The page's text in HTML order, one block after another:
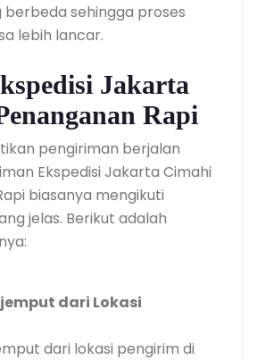
berbeda sehingga proses
lebih lancar.
Jakarta
Rapi
pengiriman berjalan
Ekspedisi Jakarta Cimahi
biasanya mengikuti
jelas. Berikut adalah
dari Lokasi
dari lokasi pengirim di